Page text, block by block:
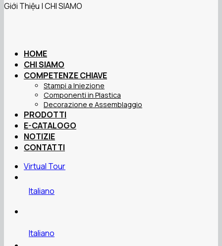
HOME
CHI SIAMO
COMPETENZE CHIAVE
Stampi a Iniezione
Componenti in Plastica
Decorazione e Assemblaggio
PRODOTTI
E-CATALOGO
NOTIZIE
CONTATTI
Virtual Tour
Italiano
Italiano
Giới Thiệu | CHI SIAMO